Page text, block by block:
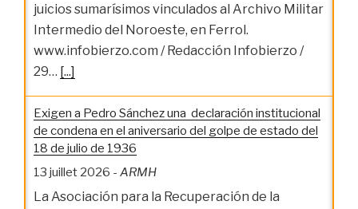
juicios sumarísimos vinculados al Archivo Militar
Intermedio del Noroeste, en Ferrol.
www.infobierzo.com / Redacción Infobierzo /
29… [...]
Exigen a Pedro Sánchez una declaración institucional
de condena en el aniversario del golpe de estado del
18 de julio de 1936
13 juillet 2026 - ARMH
La Asociación para la Recuperación de la